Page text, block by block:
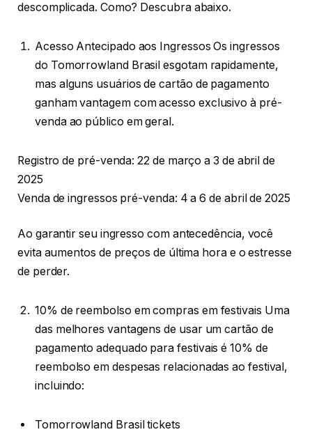
descomplicada. Como? Descubra abaixo.
Acesso Antecipado aos Ingressos Os ingressos
do Tomorrowland Brasil esgotam rapidamente,
mas alguns usuários de cartão de pagamento
ganham vantagem com acesso exclusivo à pré-
venda ao público em geral.
Registro de pré-venda: 22 de março a 3 de abril de
2025
Venda de ingressos pré-venda: 4 a 6 de abril de 2025
Ao garantir seu ingresso com antecedência, você
evita aumentos de preços de última hora e o estresse
de perder.
10% de reembolso em compras em festivais Uma
das melhores vantagens de usar um cartão de
pagamento adequado para festivais é 10% de
reembolso em despesas relacionadas ao festival,
incluindo:
Tomorrowland Brasil tickets